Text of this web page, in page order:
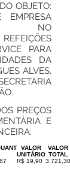
OBJETO:
EMPRESA
NO
PARA
DA
ALVES,
PREÇOS
E
VALOR
UNITÁRIO
VALOR
TOTAL
R$ 19,90 3.721,30